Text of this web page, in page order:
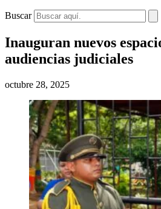
Buscar
Inauguran nuevos
audiencias judiciales
octubre 28, 2025